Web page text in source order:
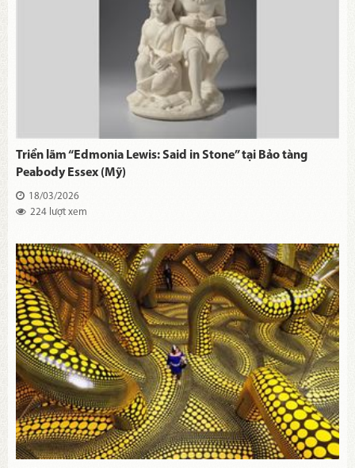
Triển lãm “Edmonia Lewis: Said in Stone” tại Bảo tàng
Peabody Essex (Mỹ)
18/03/2026
224 lượt xem